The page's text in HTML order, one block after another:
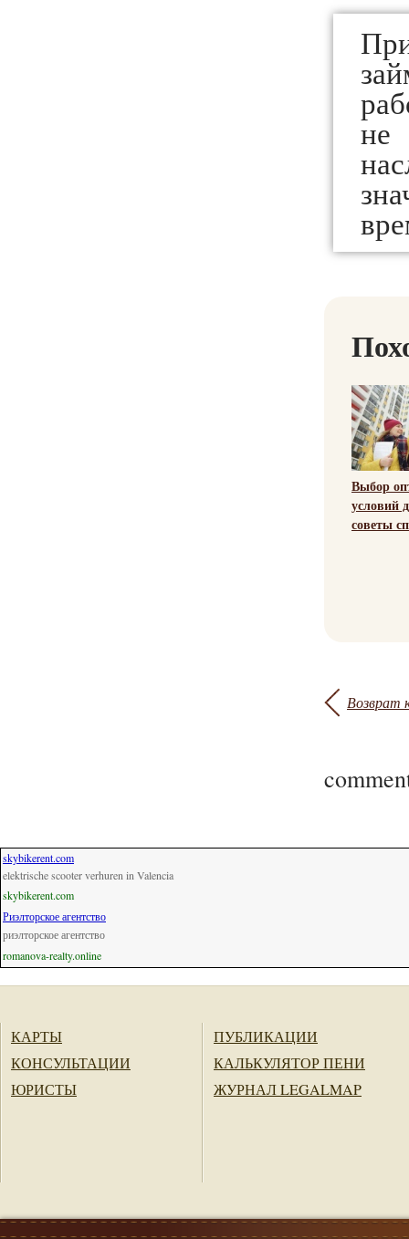
не
Выбор
условий
советы
Возврат
skybikerent.com
elektrische scooter verhuren in Valencia
skybikerent.com
Риэлторское агентство
риэлторское агентство
romanova-realty.online
КАРТЫ
КОНСУЛЬТАЦИИ
ЮРИСТЫ
ПУБЛИКАЦИИ
КАЛЬКУЛЯТОР ПЕНИ
ЖУРНАЛ LEGALMAP